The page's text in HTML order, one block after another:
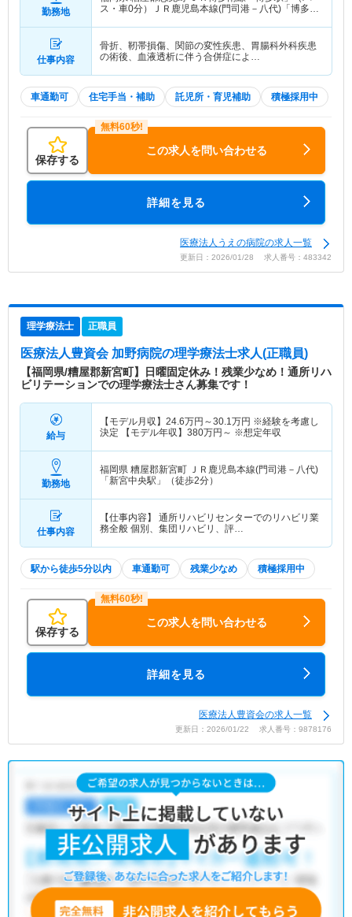
勤務地
ス・車0分）ＪＲ鹿児島本線(門司港－八代)「博多
仕事内容
骨折、靭帯損傷、関節の変性疾患、胃腸科外科疾患
の術後、血液透析に伴う合併症によ…
車通勤可 住宅手当・補助 託児所・育児補助 積極採用中
保存する
この求人を問い合わせる
詳細を見る
医療法人うえの病院の求人一覧
更新日：2026/01/28 求人番号：483342
理学療法士 正職員
医療法人豊資会 加野病院の理学療法士求人(正職員)
【福岡県/糟屋郡新宮町】日曜固定休み！残業少なめ！通所リハ
ビリテーションでの理学療法士さん募集です！
給与
【モデル月収】 24.6万円～30.1 万円 ※経験を考慮し
決定 【モデル年収】 380万円～ ※想定年収
勤務地
福岡県 糟屋郡新宮町
ＪＲ鹿児島本線(門司港－八代)
「新宮中央駅」（徒歩2分）
仕事内容
【仕事内容】 通所リハビリセンターでのリハビリ業
務全般 個別、集団リハビリ、評…
駅から徒歩5分以内 車通勤可 残業少なめ 積極採用中
保存する
この求人を問い合わせる
詳細を見る
医療法人豊資会の求人一覧
更新日：2026/01/22 求人番号：9878176